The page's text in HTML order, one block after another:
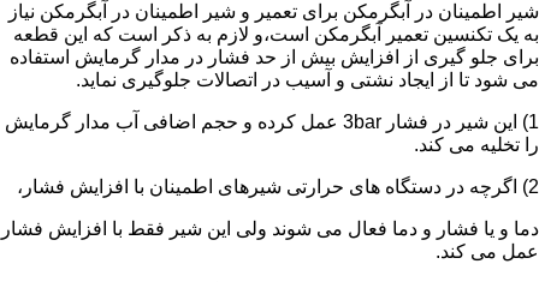
شیر اطمینان در آبگرمکن برای تعمیر و شیر اطمینان در آبگرمکن نیاز
به یک تکنسین تعمیر آبگرمکن است،و لازم به ذکر است که این قطعه
برای جلو گیری از افزایش بیش از حد فشار در مدار گرمایش استفاده
می شود تا از ایجاد نشتی و آسیب در اتصالات جلوگیری نماید.
1) این شیر در فشار 3bar عمل کرده و حجم اضافی آب مدار گرمایش
را تخلیه می کند.
2) اگرچه در دستگاه های حرارتی شیرهای اطمینان با افزایش فشار،
دما و یا فشار و دما فعال می شوند ولی این شیر فقط با افزایش فشار
عمل می کند.